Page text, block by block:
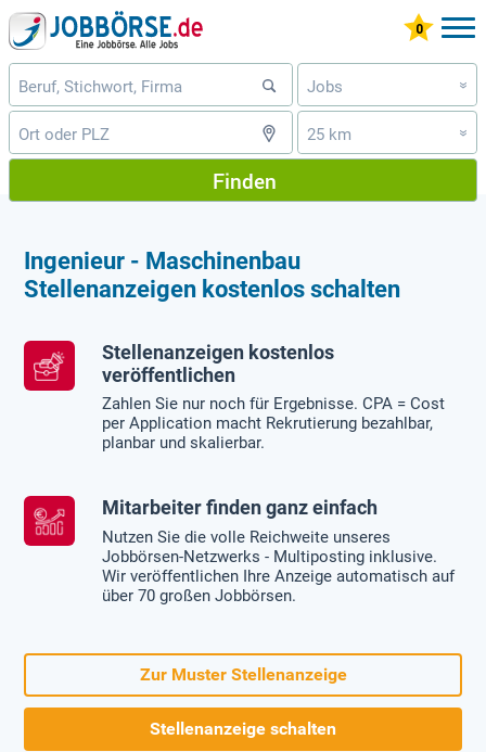
Jobs »
25 km »
Finden
Ingenieur - Maschinenbau
Stellenanzeigen kostenlos schalten
Stellenanzeigen kostenlos
veröffentlichen
Zahlen Sie nur noch für Ergebnisse. CPA = Cost
per Application macht Rekrutierung bezahlbar,
planbar und skalierbar.
Mitarbeiter finden ganz einfach
Nutzen Sie die volle Reichweite unseres
Jobbörsen-Netzwerks - Multiposting inklusive.
Wir veröffentlichen Ihre Anzeige automatisch auf
über 70 großen Jobbörsen.
Zur Muster Stellenanzeige
Stellenanzeige schalten